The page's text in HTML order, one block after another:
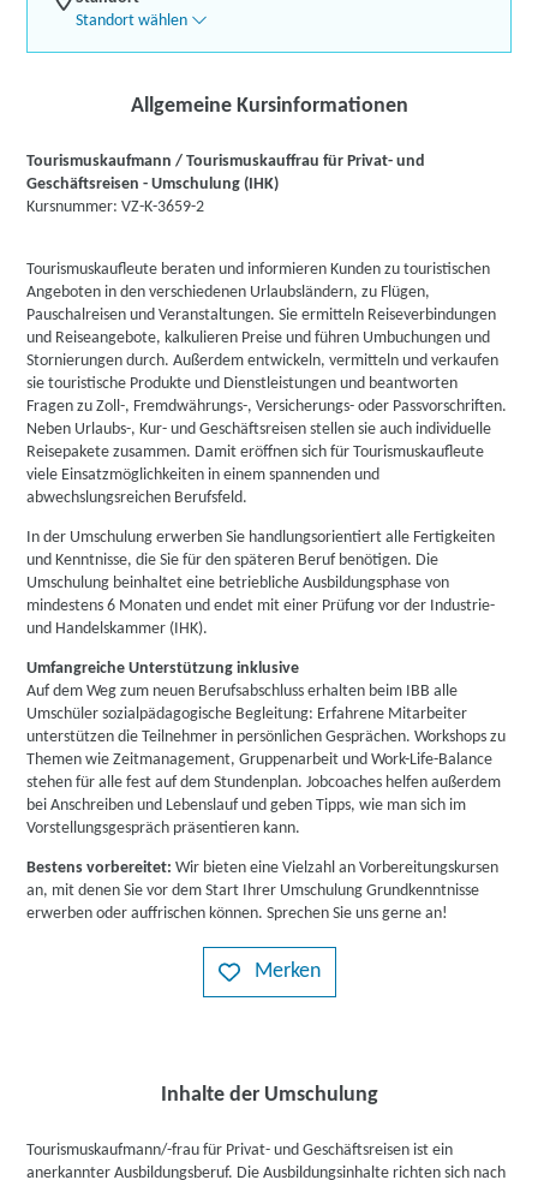
Standort wählen
Allgemeine Kursinformationen
Tourismuskaufmann / Tourismuskauffrau für Privat- und
Geschäftsreisen - Umschulung (IHK)
Kursnummer: VZ-K-3659-2
Tourismuskaufleute beraten und informieren Kunden zu touristischen
Angeboten in den verschiedenen Urlaubsländern, zu Flügen,
Pauschalreisen und Veranstaltungen. Sie ermitteln Reiseverbindungen
und Reiseangebote, kalkulieren Preise und führen Umbuchungen und
Stornierungen durch. Außerdem entwickeln, vermitteln und verkaufen
sie touristische Produkte und Dienstleistungen und beantworten
Fragen zu Zoll-, Fremdwährungs-, Versicherungs- oder Passvorschriften.
Neben Urlaubs-, Kur- und Geschäftsreisen stellen sie auch individuelle
Reisepakete zusammen. Damit eröffnen sich für Tourismuskaufleute
viele Einsatzmöglichkeiten in einem spannenden und
abwechslungsreichen Berufsfeld.
In der Umschulung erwerben Sie handlungsorientiert alle Fertigkeiten
und Kenntnisse, die Sie für den späteren Beruf benötigen. Die
Umschulung beinhaltet eine betriebliche Ausbildungsphase von
mindestens 6 Monaten und endet mit einer Prüfung vor der Industrie-
und Handelskammer (IHK).
Umfangreiche Unterstützung inklusive
Auf dem Weg zum neuen Berufsabschluss erhalten beim IBB alle
Umschüler sozialpädagogische Begleitung: Erfahrene Mitarbeiter
unterstützen die Teilnehmer in persönlichen Gesprächen. Workshops zu
Themen wie Zeitmanagement, Gruppenarbeit und Work-Life-Balance
stehen für alle fest auf dem Stundenplan. Jobcoaches helfen außerdem
bei Anschreiben und Lebenslauf und geben Tipps, wie man sich im
Vorstellungsgespräch präsentieren kann.
Bestens vorbereitet:Wir bieten eine Vielzahl an Vorbereitungskursen
an, mit denen Sie vor dem Start Ihrer Umschulung Grundkenntnisse
erwerben oder auffrischen können. Sprechen Sie uns gerne an!
Merken
Inhalte der Umschulung
Tourismuskaufmann/-frau für Privat- und Geschäftsreisen ist ein
anerkannter Ausbildungsberuf. Die Ausbildungsinhalte richten sich nach